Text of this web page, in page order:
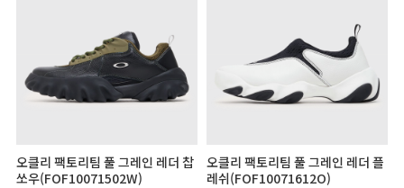
오클리 팩토리팀 풀 그레인 레더 찹
쏘우(FOF10071502W)
오클리 팩토리팀 풀 그레인 레더 플
레쉬(FOF10071612O)